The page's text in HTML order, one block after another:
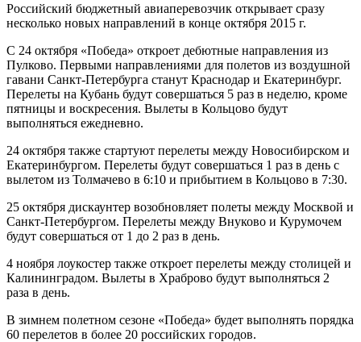
Российский бюджетный авиаперевозчик открывает сразу
несколько новых направлений в конце октября 2015 г.
С 24 октября «Победа» откроет дебютные направления из
Пулково. Первыми направлениями для полетов из воздушной
гавани Санкт-Петербурга станут Краснодар и Екатеринбург.
Перелеты на Кубань будут совершаться 5 раз в неделю, кроме
пятницы и воскресения. Вылеты в Кольцово будут
выполняться ежедневно.
24 октября также стартуют перелеты между Новосибирском и
Екатеринбургом. Перелеты будут совершаться 1 раз в день с
вылетом из Толмачево в 6:10 и прибытием в Кольцово в 7:30.
25 октября дискаунтер возобновляет полеты между Москвой и
Санкт-Петербургом. Перелеты между Внуково и Курумочем
будут совершаться от 1 до 2 раз в день.
4 ноября лоукостер также откроет перелеты между столицей и
Калининградом. Вылеты в Храброво будут выполняться 2
раза в день.
В зимнем полетном сезоне «Победа» будет выполнять порядка
60 перелетов в более 20 российских городов.